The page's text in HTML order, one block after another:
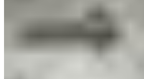
YZF-R1 02-03
YZF-R1 07-08
YZF-R1 09-14